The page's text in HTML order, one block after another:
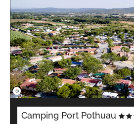
Camping Port Pothuau